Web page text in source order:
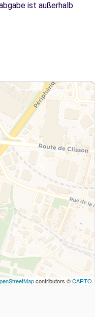
ist außerhalb
contributors ©CARTO